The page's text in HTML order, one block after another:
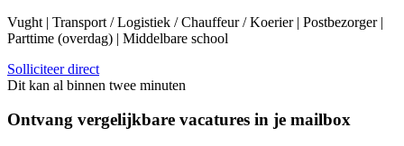
Vught | Transport / Logistiek / Chauffeur / Koerier | Postbezorger |
Parttime (overdag) | Middelbare school
Solliciteer direct
Dit kan al binnen twee minuten
Ontvang vergelijkbare vacatures in je mailbox